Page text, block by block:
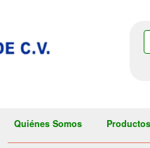
Quiénes Somos Productos